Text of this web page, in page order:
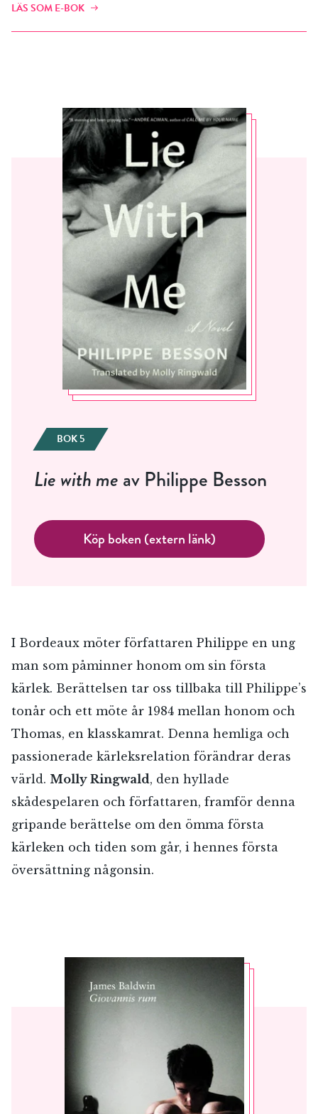
Jag accepterar villkoren.
ÅNGRA OCH STÄNG
LÄS SOM E-BOK
BOK 5
Lie with meav Philippe Besson
Köp boken (extern länk)
I Bordeaux möter författaren Philippe en ung
man som påminner honom om sin första
kärlek. Berättelsen tar oss tillbaka till Philippe’s
tonår och ett möte år 1984 mellan honom och
Thomas, en klasskamrat. Denna hemliga och
passionerade kärleksrelation förändrar deras
värld. Molly Ringwald, den hyllade
skådespelaren och författaren, framför denna
gripande berättelse om den ömma första
kärleken och tiden som går, i hennes första
översättning någonsin.